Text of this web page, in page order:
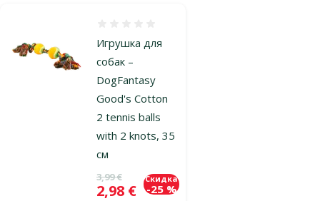
Игрушка для
собак –
DogFantasy
Good's Cotton
2 tennis balls
with 2 knots, 35
см
Исходная цена
3,99 €
Цена
2,98 €
Скидка
-25 %